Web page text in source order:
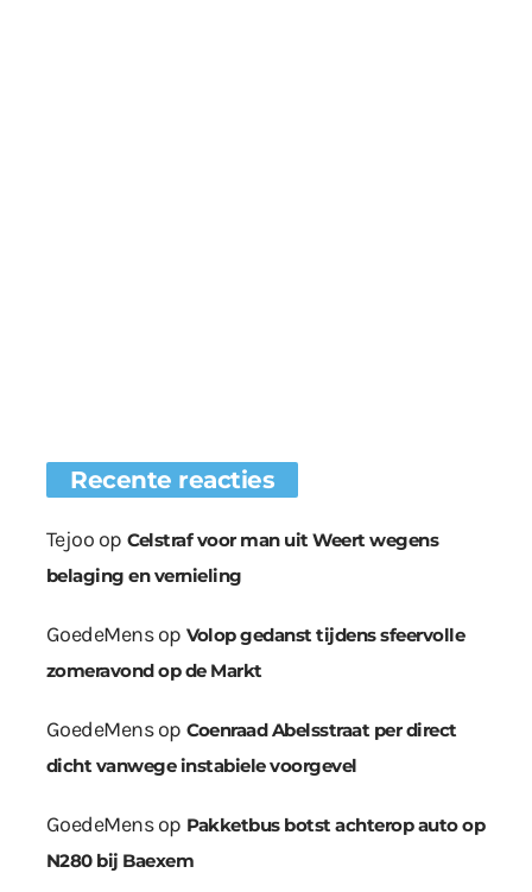
Recente reacties
Tejoo op Celstraf voor man uit Weert wegens
belaging en vernieling
GoedeMensop Volop gedanst tijdens sfeervolle
zomeravond op de Markt
GoedeMensop Coenraad Abelsstraat per direct
dicht vanwege instabiele voorgevel
GoedeMensop Pakketbus botst achterop auto op
N280 bij Baexem